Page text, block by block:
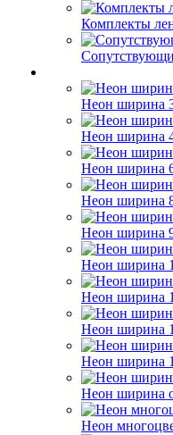
Комплекты
Неон ширина
Неон ширина
Неон ширина
Неон ширина
Неон ширина
Неон ширина
Неон ширина
Неон ширина
Неон ширина
Неон ширина
Неон